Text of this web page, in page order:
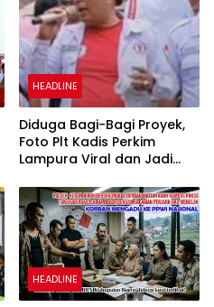
Keluarga
HEADLINE
Diduga Bagi-Bagi Proyek,
Foto Plt Kadis Perkim
Lampura Viral dan Jadi
Netizen
HEADLINE